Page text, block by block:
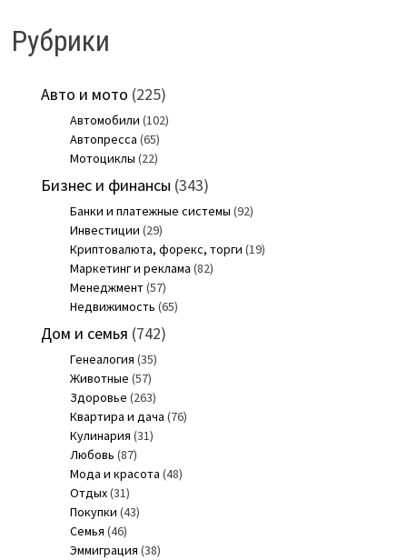
Рубрики
Авто и мото (225)
Автомобили (102)
Автопресса (65)
Мотоциклы (22)
Бизнес и финансы (343)
Банки и платежные системы (92)
Инвестиции (29)
Криптовалюта, форекс, торги (19)
Маркетинг и реклама (82)
Менеджмент(57)
Недвижимость (65)
Дом и семья (742)
Генеалогия (35)
Животные (57)
Здоровье (263)
Квартира и дача (76)
Кулинария (31)
Любовь (87)
Мода и красота (48)
Отдых(31)
Покупки (43)
Семья (46)
Эммиграция (38)